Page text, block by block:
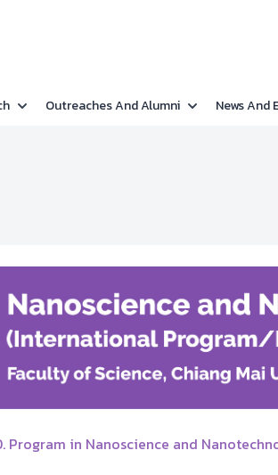
Outreaches And Alumni News And
Program in Nanoscience and